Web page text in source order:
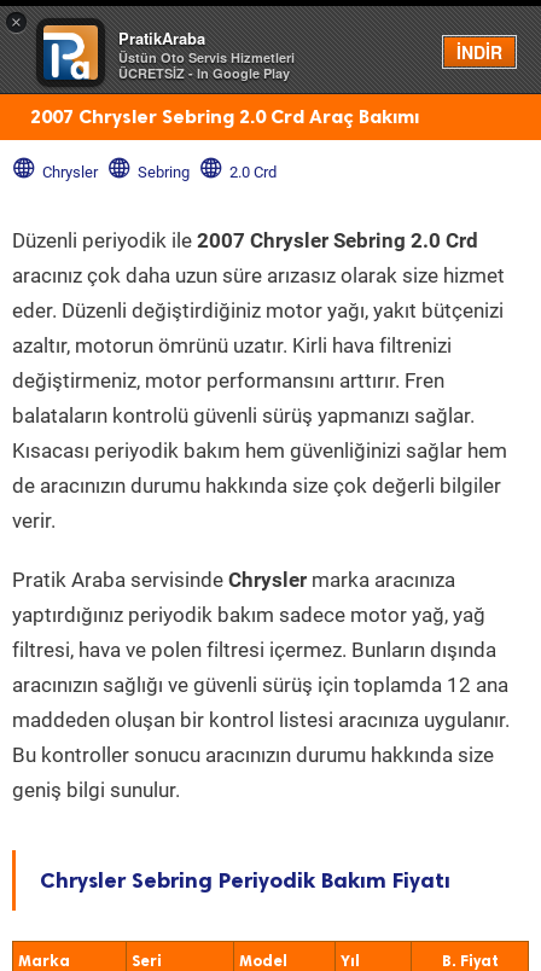
×
PratikAraba
Üstün Oto Servis Hizmetleri
ÜCRETSİZ - In Google Play
İNDİR
Menü
2007 Chrysler Sebring 2.0 Crd Araç Bakımı
Chrysler Sebring 2.0 Crd
Düzenli periyodik ile 2007 Chrysler Sebring 2.0 Crd
aracınız çok daha uzun süre arızasız olarak size hizmet
eder. Düzenli değiştirdiğiniz motor yağı, yakıt bütçenizi
azaltır, motorun ömrünü uzatır. Kirli hava filtrenizi
değiştirmeniz, motor performansını arttırır. Fren
balataların kontrolü güvenli sürüş yapmanızı sağlar.
Kısacası periyodik bakım hem güvenliğinizi sağlar hem
de aracınızın durumu hakkında size çok değerli bilgiler
verir.
Pratik Araba servisinde Chrysler marka aracınıza
yaptırdığınız periyodik bakım sadece motor yağ, yağ
filtresi, hava ve polen filtresi içermez. Bunların dışında
aracınızın sağlığı ve güvenli sürüş için toplamda 12 ana
maddeden oluşan bir kontrol listesi aracınıza uygulanır.
Bu kontroller sonucu aracınızın durumu hakkında size
geniş bilgi sunulur.
Chrysler Sebring Periyodik Bakım Fiyatı
Marka Seri Model Yıl